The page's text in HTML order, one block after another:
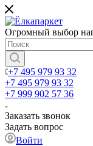
Огромный выбор
+7 495 979 93 32
+7 495 979 93 32
+7 999 902 57 36
Заказать звонок
Задать вопрос
Войти